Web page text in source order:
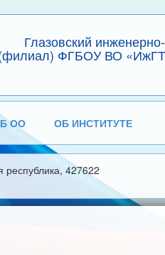
Глазовский
ФГБОУ ВО
ОО ОБ ИНСТИТУТЕ
республика, 427622